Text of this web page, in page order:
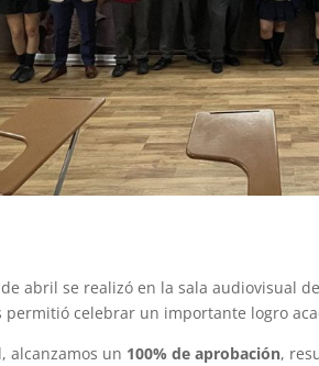
abril se realizó en la sala audiovisual
permitió celebrar un importante logro
alcanzamos un 100% de aprobación,